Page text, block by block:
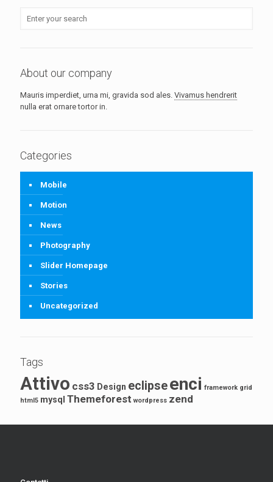
About our company
Mauris imperdiet, urna mi, gravida sod ales. Vivamus hendrerit
nulla erat ornare tortor in.
Categories
Mobile
Motion
News
Photography
Slider Homepage
Stories
Uncategorized
Tags
Attivo css3 Design eclipseenci framework grid
html5 mysql Themeforest wordpress zend